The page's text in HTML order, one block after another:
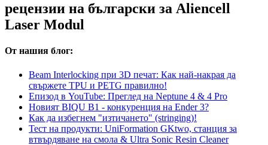
рецензии на български за Aliencell
Laser Modul
От нашия блог:
Beam Interlocking при 3D печат: Как най-накрая да
свържете TPU и PETG правилно!
Епизод в YouTube: Преглед на Neptune 4 & 4 Pro
Новият BIQU B1 - конкуренция на Ender 3?
Как да избегнем "изтичането" (stringing)!
Тест на продукти: UniFormation GKtwo, станция за
втвърдяване на смола & Ultra Sonic Resin Cleaner